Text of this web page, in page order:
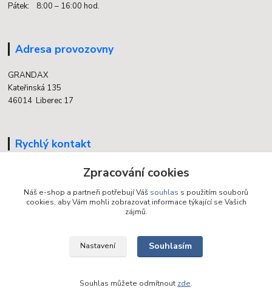
Pátek: 8:00 – 16:00 hod.
Adresa provozovny
GRANDAX
Kateřinská 135
46014 Liberec 17
Rychlý kontakt
info@grandax.cz
Zpracování cookies
Náš e-shop a partneři potřebují Váš souhlas s použitím souborů
cookies, aby Vám mohli zobrazovat informace týkající se Vašich
zájmů.
Nastavení Souhlasím
Souhlas můžete odmítnout zde.